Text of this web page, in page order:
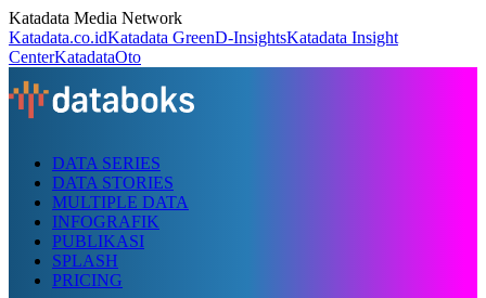
Katadata Media Network
Katadata.co.idKatadata GreenD-InsightsKatadata Insight
CenterKatadataOto
DATA SERIES
DATA STORIES
MULTIPLE DATA
INFOGRAFIK
PUBLIKASI
SPLASH
PRICING